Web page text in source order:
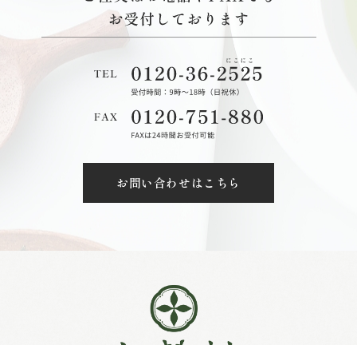
お問い合わせはこちら